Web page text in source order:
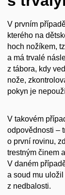
V prvním
kterého na
hoch nožíkem,
a má trvalé
z tábora, kdy
nože,
pokyn je
V takovém
odpovědnosti –
o první rovinu,
trestným činem
V daném
a soud mu
z nedbalosti.